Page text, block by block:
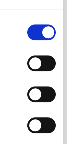
ricca di